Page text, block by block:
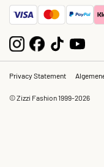
Privacy Statement
© Zizzi Fashion 1999-2026